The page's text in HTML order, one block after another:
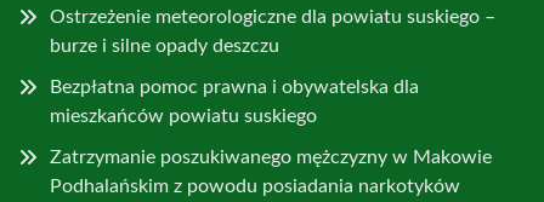
Ostrzeżenie meteorologiczne dla powiatu suskiego –
burze i silne opady deszczu
Bezpłatna pomoc prawna i obywatelska dla
mieszkańców powiatu suskiego
Zatrzymanie poszukiwanego mężczyzny w Makowie
Podhalańskim z powodu posiadania narkotyków